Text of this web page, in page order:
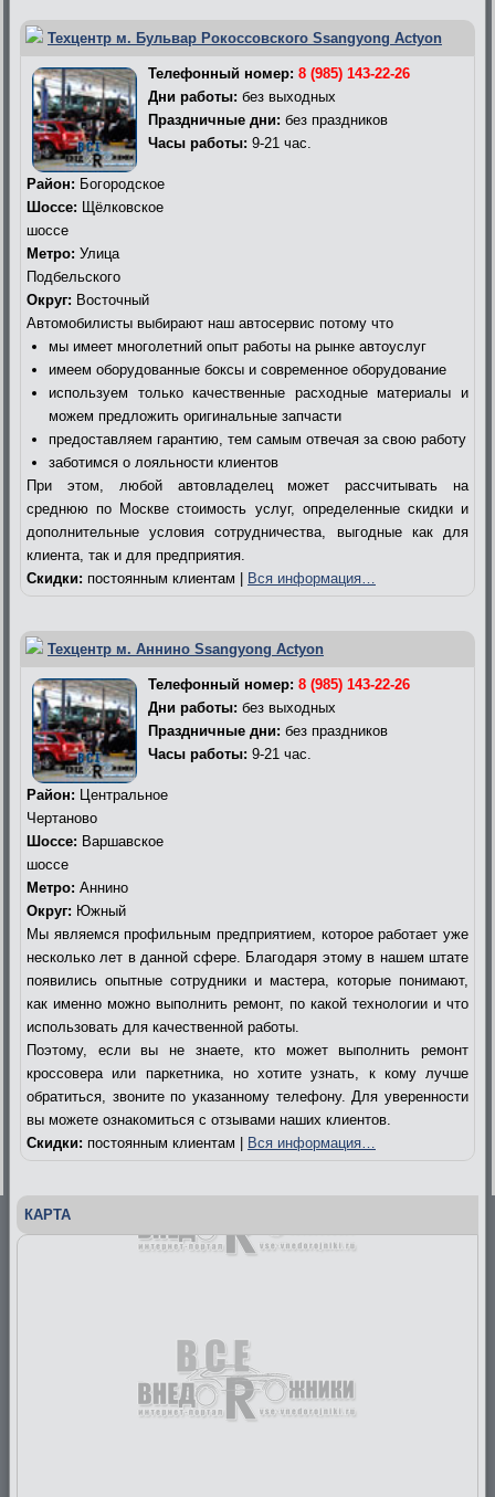
Техцентр м. Бульвар Рокоссовского Ssangyong Actyon
Телефонный номер: 8 (985) 143-22-26
Дни работы: без выходных
Праздничные дни: без праздников
Часы работы: 9-21 час.
Район: Богородское
Шоссе: Щёлковское
шоссе
Метро: Улица
Подбельского
Округ: Восточный
Автомобилисты выбирают наш автосервис потому что
мы имеет многолетний опыт работы на рынке автоуслуг
имеем оборудованные боксы и современное оборудование
используем только качественные расходные материалы и
можем предложить оригинальные запчасти
предоставляем гарантию, тем самым отвечая за свою работу
заботимся о лояльности клиентов
При этом, любой автовладелец может рассчитывать на
среднюю по Москве стоимость услуг, определенные скидки и
дополнительные условия сотрудничества, выгодные как для
клиента, так и для предприятия.
Скидки: постоянным клиентам | Вся информация…
Техцентр м. Аннино Ssangyong Actyon
Телефонный номер: 8 (985) 143-22-26
Дни работы: без выходных
Праздничные дни: без праздников
Часы работы: 9-21 час.
Район: Центральное
Чертаново
Шоссе: Варшавское
шоссе
Метро: Аннино
Округ: Южный
Мы являемся профильным предприятием, которое работает уже
несколько лет в данной сфере. Благодаря этому в нашем штате
появились опытные сотрудники и мастера, которые понимают,
как именно можно выполнить ремонт, по какой технологии и что
использовать для качественной работы.
Поэтому, если вы не знаете, кто может выполнить ремонт
кроссовера или паркетника, но хотите узнать, к кому лучше
обратиться, звоните по указанному телефону. Для уверенности
вы можете ознакомиться с отзывами наших клиентов.
Скидки: постоянным клиентам | Вся информация…
КАРТА